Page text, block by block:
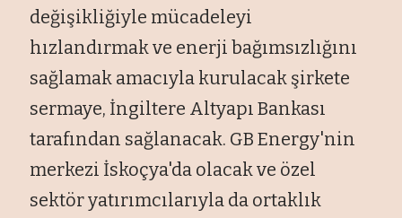
değişikliğiyle mücadeleyi
hızlandırmak ve enerji bağımsızlığını
sağlamak amacıyla kurulacak şirkete
sermaye, İngiltere Altyapı Bankası
tarafından sağlanacak. GB Energy'nin
merkezi İskoçya'da olacak ve özel
sektör yatırımcılarıyla da ortaklık